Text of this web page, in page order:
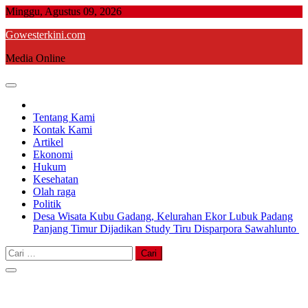
Skip
content
Minggu, Agustus 09, 2026
Gowesterkini.com
Media Online
Tentang Kami
Kontak Kami
Artikel
Ekonomi
Hukum
Kesehatan
Olah raga
Politik
Desa Wisata Kubu Gadang, Kelurahan Ekor Lubuk Padang
Panjang Timur Dijadikan Study Tiru Disparpora Sawahlunto
Cari
untuk: